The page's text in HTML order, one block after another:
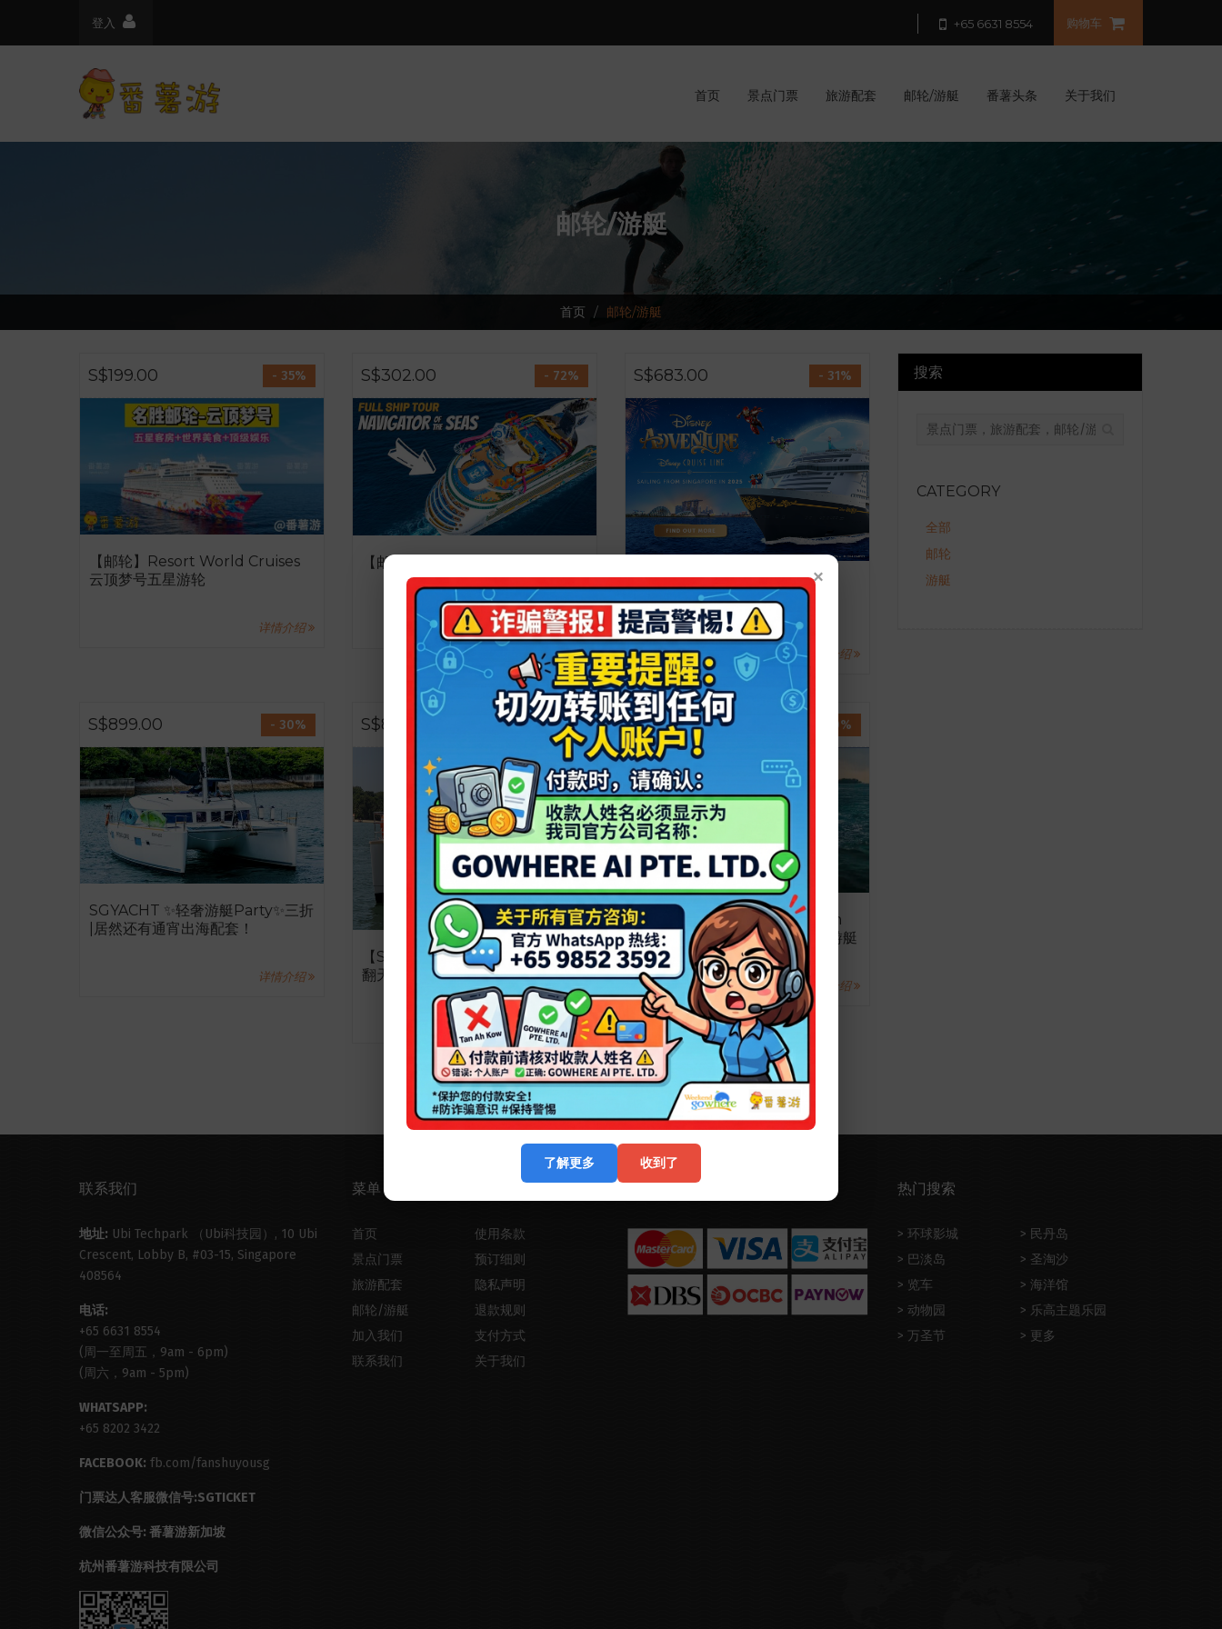
×
了解更多 收到了
登入 购物车
+65 6631 8554
首页 景点门票 旅游配套 邮轮/游艇 番薯头条 关于我们
邮轮/游艇
首页 邮轮/游艇
S$199.00 - 35%
【邮轮】Resort World Cruises
云顶梦号五星游轮
详情介绍
S$302.00 - 72%
【邮轮】皇家加勒比 海洋领航者号
详情介绍
S$683.00 - 31%
迪士尼邮轮 | 从新加坡出发
详情介绍
S$899.00 - 30%
SGYACHT ✨轻奢游艇Party✨三折
|居然还有通宵出海配套！
详情介绍
S$899.00 - -42%
【SunRider Yacht】游艇Party嗨
翻天，刷爆抖音的出海体验，最多
可容纳16人！
详情介绍
S$880.00 - 0%
【Bob Marine Yacht · Golden
Ocean】拯救无聊假期！炫酷游艇
出游，最多容纳36人！
详情介绍
搜索
CATEGORY
全部
邮轮
游艇
联系我们
地址: Ubi Techpark （Ubi科技园）, 10 Ubi
Crescent, Lobby B, #03-15, Singapore
408564
电话:
+65 6631 8554
(周一至周五，9am - 6pm)
(周六，9am - 5pm)
WHATSAPP:
+65 8202 3422
FACEBOOK: fb.com/fanshuyousg
门票达人客服微信号:SGTICKET
微信公众号: 番薯游新加坡
杭州番薯游科技有限公司
菜单
首页
使用条款
景点门票
预订细则
旅游配套
隐私声明
邮轮/游艇
退款规则
加入我们
支付方式
联系我们
关于我们
支付渠道 热门搜索
> 环球影城
> 民丹岛
> 巴淡岛
> 圣淘沙
> 览车
> 海洋馆
> 动物园
> 乐高主题乐园
> 万圣节
> 更多